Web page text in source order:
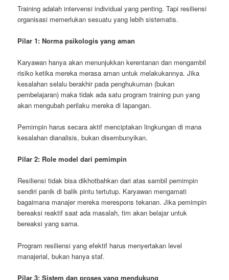
Training adalah intervensi individual yang penting. Tapi resiliensi
organisasi memerlukan sesuatu yang lebih sistematis.
Pilar 1: Norma psikologis yang aman
Karyawan hanya akan menunjukkan kerentanan dan mengambil
risiko ketika mereka merasa aman untuk melakukannya. Jika
kesalahan selalu berakhir pada penghukuman (bukan
pembelajaran) maka tidak ada satu program training pun yang
akan mengubah perilaku mereka di lapangan.
Pemimpin harus secara aktif menciptakan lingkungan di mana
kesalahan dianalisis, bukan disembunyikan.
Pilar 2: Role model dari pemimpin
Resiliensi tidak bisa dikhotbahkan dari atas sambil pemimpin
sendiri panik di balik pintu tertutup. Karyawan mengamati
bagaimana manajer mereka merespons tekanan. Jika pemimpin
bereaksi reaktif saat ada masalah, tim akan belajar untuk
bereaksi yang sama.
Program resiliensi yang efektif harus menyertakan level
manajerial, bukan hanya staf.
Pilar 3: Sistem dan proses yang mendukung